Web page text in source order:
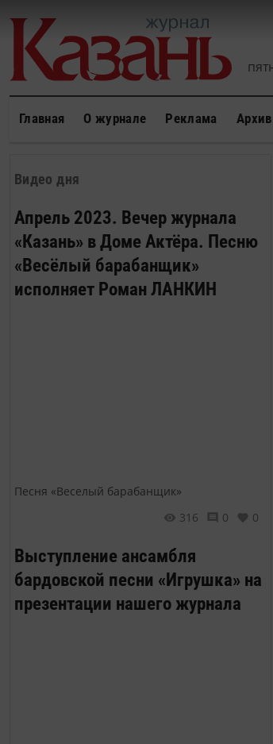
Главная О журнале Реклама Архив
Видео дня
Апрель 2023. Вечер журнала
«Казань» в Доме Актёра. Песню
«Весёлый барабанщик»
исполняет Роман ЛАНКИН
Песня «Веселый барабанщик»
316
0 0
Выступление ансамбля
бардовской песни «Игрушка» на
презентации нашего журнала